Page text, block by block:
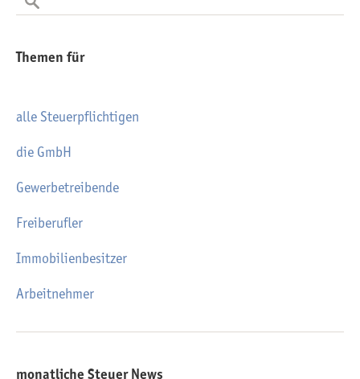
Themen für
alle Steuerpflichtigen
die GmbH
Gewerbetreibende
Freiberufler
Immobilienbesitzer
Arbeitnehmer
monatliche Steuer News